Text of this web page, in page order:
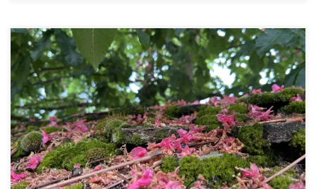
Auswertung der Temperatur- und Niederschlagsmessungen
im Mai 2026, mit Vergleichsdaten aus den Mai-Monaten der
Jahre 2016 – 2025 (10-jähriges Klimamittel Bad Belzig).
Durch Anklicken der Bezeichnung einzelner Kurven (min.,
max., mittel, Klimamittel) können diese Kurven für eine
bessere Übersicht ein- und ausgeblendet werden! Für die
Anzeige von Tageswerten, fahren Sie […]